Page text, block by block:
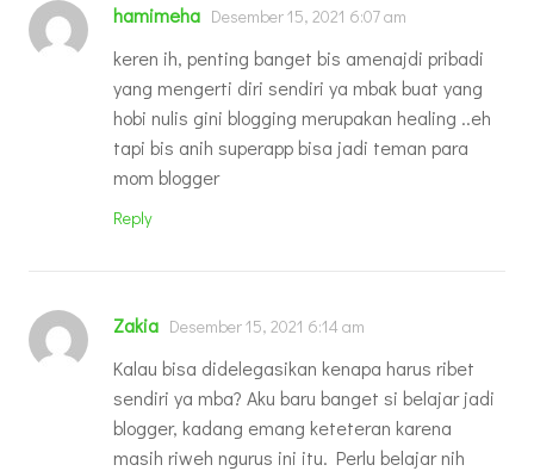
hamimeha Desember 15, 2021 6:07 am
keren ih, penting banget bis amenajdi pribadi
yang mengerti diri sendiri ya mbak buat yang
hobi nulis gini blogging merupakan healing ..eh
tapi bis anih superapp bisa jadi teman para
mom blogger
Reply
Zakia Desember 15, 2021 6:14 am
Kalau bisa didelegasikan kenapa harus ribet
sendiri ya mba? Aku baru banget si belajar jadi
blogger, kadang emang keteteran karena
masih riweh ngurus ini itu. Perlu belajar nih